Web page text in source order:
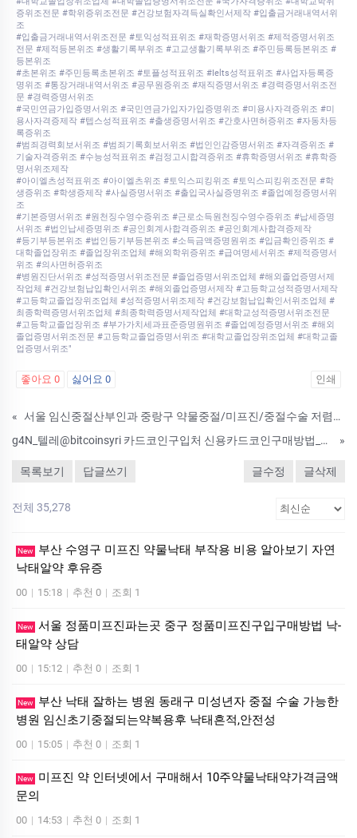
증위조전문 #학위증위조전문 #건강보험자격득실확인서제작 #입출금거래내역서위
조
#입출금거래내역서위조전문 #토익성적표위조 #재학증명서위조 #제적증명서위조
전문 #제적등본위조 #생활기록부위조 #고교생활기록부위조 #주민등록등본위조 #
등본위조
#초본위조 #주민등록초본위조 #토플성적표위조 #Ielts성적표위조 #사업자등록증
명위조 #통장거래내역서위조 #공무원증위조 #재직증명서위조 #경력증명서위조전
문 #경력증명서위조
#국민연금가입증명서위조 #국민연금가입자가입증명위조 #미용사자격증위조 #미
용사자격증제작 #텝스성적표위조 #출생증명서위조 #간호사면허증위조 #자동차등
록증위조
#범죄경력회보서위조 #범죄기록회보서위조 #법인인감증명서위조 #자격증위조 #
기술자격증위조 #수능성적표위조 #검정고시합격증위조 #휴학증명서위조 #휴학증
명서위조제작
#아이엘츠성적표위조 #아이엘츠위조 #토익스피킹위조 #토익스피킹위조전문 #학
생증위조 #학생증제작 #사실증명서위조 #출입국사실증명위조 #졸업예정증명서위
조
#기본증명서위조 #원천징수영수증위조 #근로소득원천징수영수증위조 #납세증명
서위조 #법인납세증명위조 #공인회계사합격증위조 #공인회계사합격증제작
#등기부등본위조 #법인등기부등본위조 #소득금액증명원위조 #입금확인증위조 #
대학졸업장위조 #졸업장위조업체 #해외학위증위조 #급여명세서위조 #제적증명서
위조 #의사면허증위조
#병원진단서위조 #성적증명서위조전문 #졸업증명서위조업체 #해외졸업증명서제
작업체 #건강보험납입확인서위조 #해외졸업증명서제작 #고등학교성적증명서제작
#고등학교졸업장위조업체 #성적증명서위조제작 #건강보험납입확인서위조업체 #
최종학력증명서위조업체 #최종학력증명서제작업체 #대학교성적증명서위조전문
#고등학교졸업장위조 #부가가치세과표준증명원위조 #졸업예정증명서위조 #해외
졸업증명서위조전문 #고등학교졸업증명서위조 #대학교졸업장위조업체 #대학교졸
업증명서위조"
좋아요 0 싫어요 0 인쇄
«
서울 임신중절산부인과 중랑구 약물중절/미프진/중절수술 저렴하고 잘하는병원 임신초기자연낙태유도제 정품파는곳추천
g4N_텔레@bitcoinsyri 카드코인구입처 신용카드코인구매방법_g3K
»
목록보기 답글쓰기 글수정 글삭제
전체 35,278
New
부산 수영구 미프진 약물낙태 부작용 비용 알아보기 자연
낙­태알약 후유증
00 | 15:18 | 추천 0 | 조회 1
New 서울 정품미프진파는곳 중구 정품미프진구입구매방법 낙­
태알약 상담
00 | 15:12 | 추천 0 | 조회 1
New
부산 낙태 잘하는 병원 동래구 미성년자 중절 수술 가능한
병원 임신초기중절되는약복용후 낙태흔적,안전성
00 | 15:05 | 추천 0 | 조회 1
New
미프진 약 인터넷에서 구매해서 10주약물낙태약가격금액
문의
00 | 14:53 | 추천 0 | 조회 1